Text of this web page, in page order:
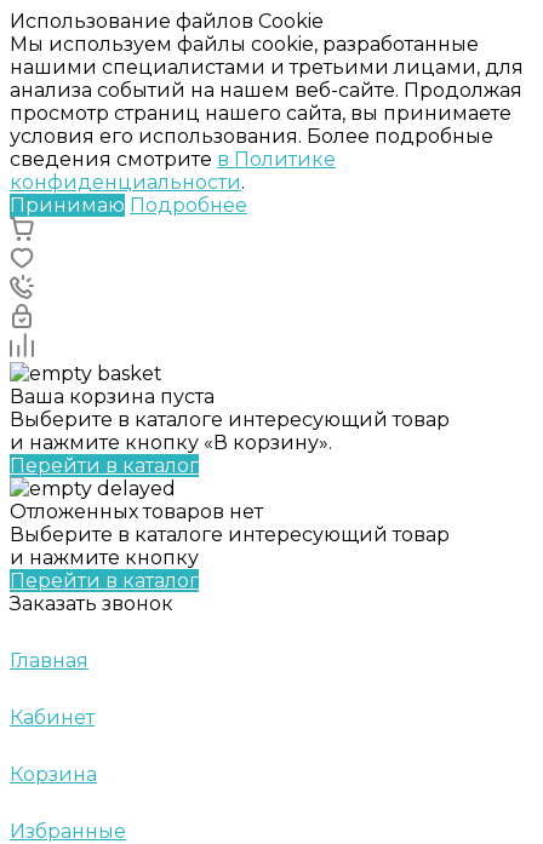
Использование файлов Cookie
Мы используем файлы cookie, разработанные
нашими специалистами и третьими лицами, для
анализа событий на нашем веб-сайте. Продолжая
просмотр страниц нашего сайта, вы принимаете
условия его использования. Более подробные
сведения смотрите в Политике
конфиденциальности.
Принимаю Подробнее
Ваша корзина пуста
Выберите в каталоге интересующий товар
и нажмите кнопку «В корзину».
Перейти в каталог
Отложенных товаров нет
Выберите в каталоге интересующий товар
и нажмите кнопку
Перейти в каталог
Заказать звонок
Главная
Кабинет
Корзина
Избранные